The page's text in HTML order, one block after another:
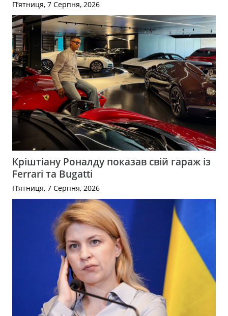
П’ятниця, 7 Серпня, 2026
Кріштіану Роналду показав свій гараж із
Ferrari та Bugatti
П’ятниця, 7 Серпня, 2026